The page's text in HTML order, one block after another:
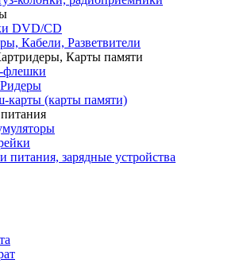
DVD/CD
Кабели, Разветвители
Карты памяти
флешки
карты (карты памяти)
питания, зарядные устройства